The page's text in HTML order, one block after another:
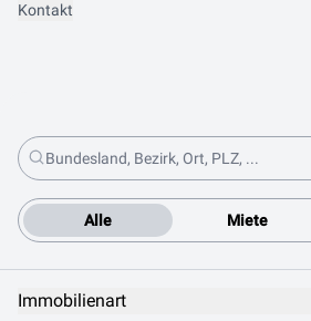
Alle Miete
Immobilienart
Kontakt